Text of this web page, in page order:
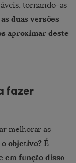
tornando-as
duas versões
aproximar deste
fazer
melhorar as
o objetivo? É
em função disso